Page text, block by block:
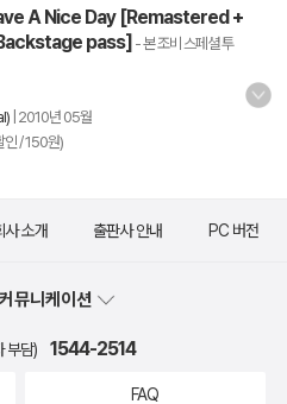
A Nice Day [Remastered +
pass] - 본 조비 스페셜 투
2010년 05월
인 / 150원)
사 소개 출판사 안내 PC 버전
뮤니케이션
부담) 1544-2514
FAQ